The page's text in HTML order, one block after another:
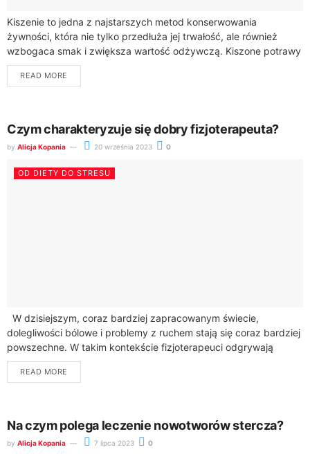
Kiszenie to jedna z najstarszych metod konserwowania
żywności, która nie tylko przedłuża jej trwałość, ale również
wzbogaca smak i zwiększa wartość odżywczą. Kiszone potrawy
są bogate w probiotyki, które wspomagają...
READ MORE
Czym charakteryzuje się dobry fizjoterapeuta?
by Alicja Kopania 20 września 2023 0
OD DIETY DO STRESU
W dzisiejszym, coraz bardziej zapracowanym świecie,
dolegliwości bólowe i problemy z ruchem stają się coraz bardziej
powszechne. W takim kontekście fizjoterapeuci odgrywają
kluczową rolę w poprawie jakości życia wielu...
READ MORE
Na czym polega leczenie nowotworów stercza?
by Alicja Kopania 7 lipca 2023 0